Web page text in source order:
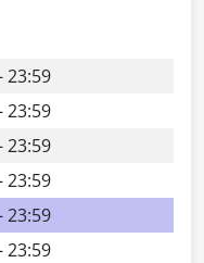
23:59
23:59
23:59
23:59
23:59
23:59